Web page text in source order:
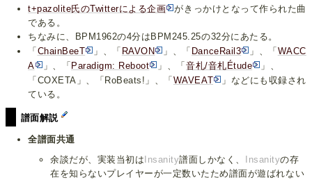
t+pazolite氏のTwitterによる企画
がきっかけとなって作られた曲
である。
ちなみに、BPM1962の4分はBPM245.25の32分にあたる。
「 ChainBeeT 」、「 RAVON 」、「 DanceRail3 」、「 WACC
A
」、「 Paradigm: Reboot 」、「 音札/音札Étude
」、
「COXETA」、「RoBeats!」、「 WAVEAT
」などにも収録され
ている。
譜面解説
全譜面共通
余談だが、実装当初は Insanity譜面しかなく、 Insanityの存
在を知らないプレイヤーが一定数いたため譜面が遊ばれない